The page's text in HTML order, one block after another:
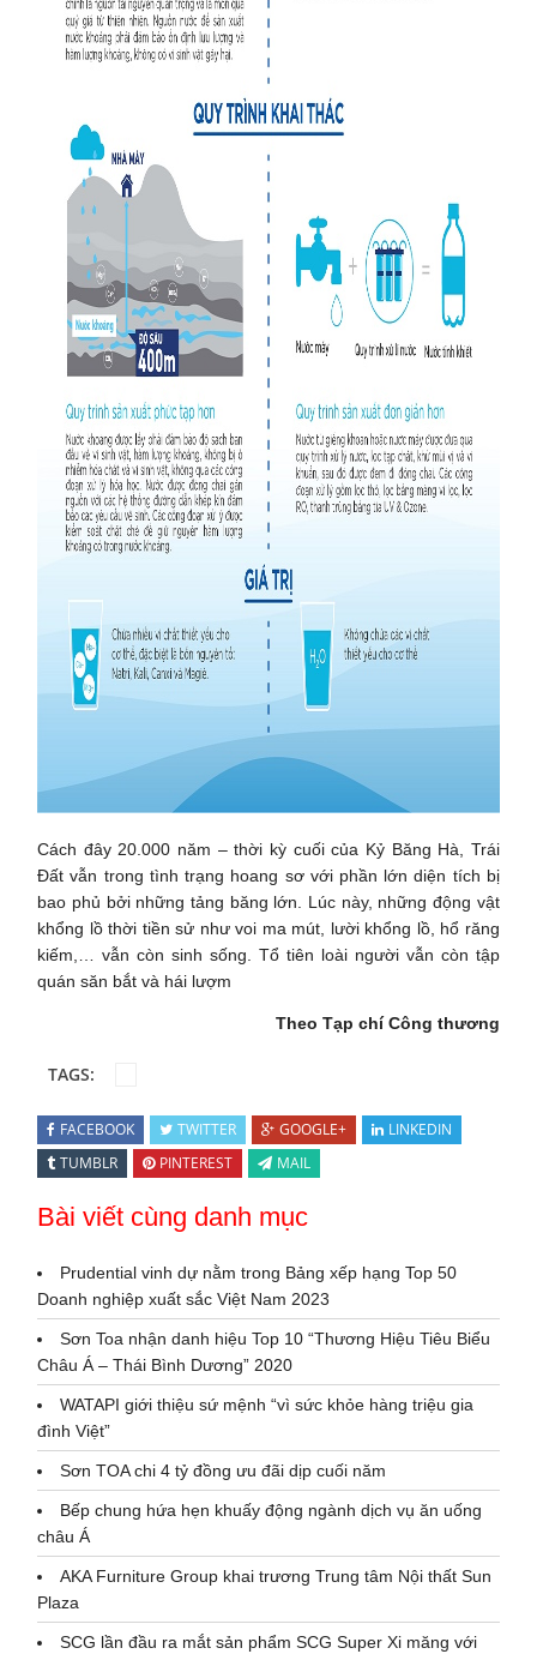
Cách đây 20.000 năm – thời kỳ cuối của Kỷ Băng Hà, Trái
Đất vẫn trong tình trạng hoang sơ với phần lớn diện tích bị
bao phủ bởi những tảng băng lớn. Lúc này, những động vật
khổng lồ thời tiền sử như voi ma mút, lười khổng lồ, hổ răng
kiếm,… vẫn còn sinh sống. Tổ tiên loài người vẫn còn tập
quán săn bắt và hái lượm
Theo Tạp chí Công thương
TAGS:
FACEBOOK TWITTER GOOGLE+
LINKEDIN
TUMBLR
PINTEREST MAIL
Bài viết cùng danh mục
Prudential vinh dự nằm trong Bảng xếp hạng Top 50
Doanh nghiệp xuất sắc Việt Nam 2023
Sơn Toa nhận danh hiệu Top 10 “Thương Hiệu Tiêu Biểu
Châu Á – Thái Bình Dương” 2020
WATAPI giới thiệu sứ mệnh “vì sức khỏe hàng triệu gia
đình Việt”
Sơn TOA chi 4 tỷ đồng ưu đãi dịp cuối năm
Bếp chung hứa hẹn khuấy động ngành dịch vụ ăn uống
châu Á
AKA Furniture Group khai trương Trung tâm Nội thất Sun
Plaza
SCG lần đầu ra mắt sản phẩm SCG Super Xi măng với